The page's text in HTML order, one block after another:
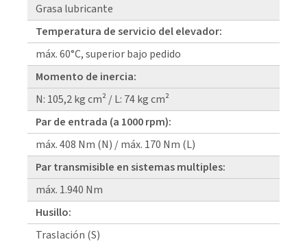
Grasa lubricante
Temperatura de servicio del elevador:
máx. 60°C, superior bajo pedido
Momento de inercia:
N: 105,2 kg cm² / L: 74 kg cm²
Par de entrada (a 1000 rpm):
máx. 408 Nm (N) / máx. 170 Nm (L)
Par transmisible en sistemas multiples:
máx. 1.940 Nm
Husillo:
Traslación (S)